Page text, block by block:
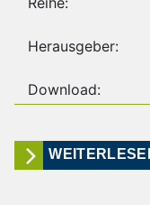
Herausgeber:
Download: